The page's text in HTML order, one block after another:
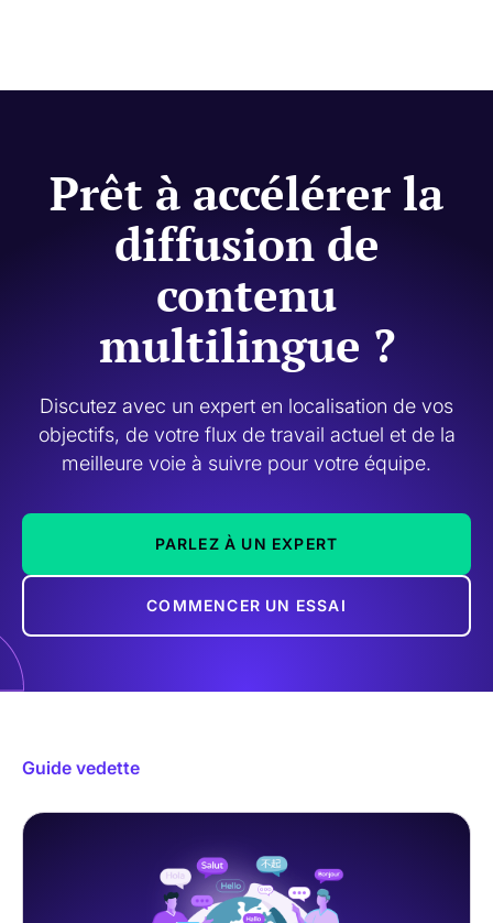
et la pertinence culturelle sont primordiaux.
Prêt à accélérer la
diffusion de
contenu
multilingue ?
Discutez avec un expert en localisation de vos
objectifs, de votre flux de travail actuel et de la
meilleure voie à suivre pour votre équipe.
PARLEZ À UN EXPERT
COMMENCER UN ESSAI
Guide vedette